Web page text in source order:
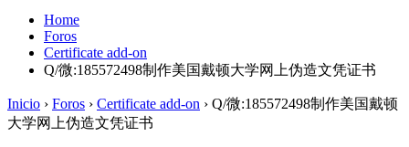
Home
Foros
Certificate add-on
Q/微:185572498制作美国戴顿大学网上伪造文凭证书
Inicio › Foros › Certificate add-on › Q/微:185572498制作美国戴顿
大学网上伪造文凭证书